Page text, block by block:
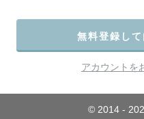
無料登録し
アカウントを
© 2014 -